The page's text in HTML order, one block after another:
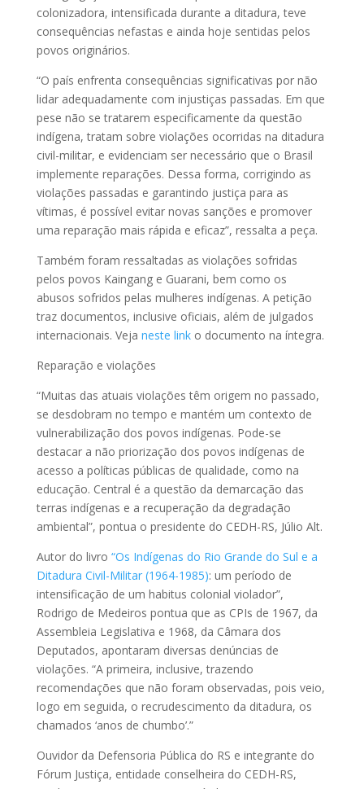
colonizadora, intensificada durante a ditadura, teve
consequências nefastas e ainda hoje sentidas pelos
povos originários.
“O país enfrenta consequências significativas por não
lidar adequadamente com injustiças passadas. Em que
pese não se tratarem especificamente da questão
indígena, tratam sobre violações ocorridas na ditadura
civil-militar, e evidenciam ser necessário que o Brasil
implemente reparações. Dessa forma, corrigindo as
violações passadas e garantindo justiça para as
vítimas, é possível evitar novas sanções e promover
uma reparação mais rápida e eficaz”, ressalta a peça.
Também foram ressaltadas as violações sofridas
pelos povos Kaingang e Guarani, bem como os
abusos sofridos pelas mulheres indígenas. A petição
traz documentos, inclusive oficiais, além de julgados
internacionais. Veja neste link o documento na íntegra.
Reparação e violações
“Muitas das atuais violações têm origem no passado,
se desdobram no tempo e mantém um contexto de
vulnerabilização dos povos indígenas. Pode-se
destacar a não priorização dos povos indígenas de
acesso a políticas públicas de qualidade, como na
educação. Central é a questão da demarcação das
terras indígenas e a recuperação da degradação
ambiental”, pontua o presidente do CEDH-RS, Júlio Alt.
Autor do livro “Os Indígenas do Rio Grande do Sul e a
Ditadura Civil-Militar (1964-1985): um período de
intensificação de um habitus colonial violador”,
Rodrigo de Medeiros pontua que as CPIs de 1967, da
Assembleia Legislativa e 1968, da Câmara dos
Deputados, apontaram diversas denúncias de
violações. “A primeira, inclusive, trazendo
recomendações que não foram observadas, pois veio,
logo em seguida, o recrudescimento da ditadura, os
chamados ‘anos de chumbo’.”
Ouvidor da Defensoria Pública do RS e integrante do
Fórum Justiça, entidade conselheira do CEDH-RS,